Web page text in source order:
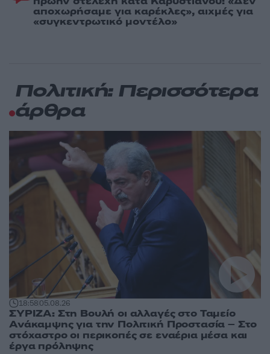
αποχωρήσαμε για καρέκλες», αιχμές για
«συγκεντρωτικό μοντέλο»
Πολιτική: Περισσότερα
άρθρα
18:5805.08.26
ΣΥΡΙΖΑ: Στη Βουλή οι αλλαγές στο Ταμείο
Ανάκαμψης για την Πολιτική Προστασία – Στο
στόχαστρο οι περικοπές σε εναέρια μέσα και
έργα πρόληψης